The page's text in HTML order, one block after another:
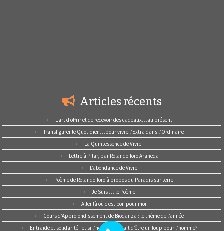
Articles récents
L’art d’offrir et de recevoir des cadeaux…au présent
Transfigurer le Quotidien…pour vivre l’Extra dans l’Ordinaire
La Quintessence de Vivre!
Lettre à Pilar, par Rolando Toro Araneda
L’abondance de Vivre
Poème de Rolando Toro à propos du Paradis sur terre
Je Suis … le Poème
Aller là où c’est bon pour moi
Cours d’Approfondissement de Biodanza : le thème de l’année
Entraide et solidarité : et si l’homme cessait d’être un loup pour l’homme?